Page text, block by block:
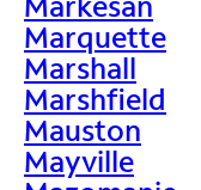
Marquette
Marshall
Marshfield
Mauston
Mayville